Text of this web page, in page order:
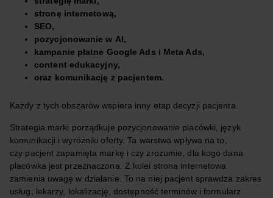
stronę internetową,
SEO,
pozycjonowanie w AI,
kampanie płatne Google Ads i Meta Ads,
content edukacyjny,
oraz komunikację z pacjentem.
Każdy z tych obszarów wspiera inny etap decyzji pacjenta.
Strategia marki porządkuje pozycjonowanie placówki, język
komunikacji i wyróżniki oferty. Ta warstwa wpływa na to,
czy pacjent zapamięta markę i czy zrozumie, dla kogo dana
placówka jest przeznaczona. Z kolei strona internetowa
zamienia uwagę w działanie. To na niej pacjent sprawdza zakres
usług, lekarzy, lokalizację, dostępność terminów i formularz